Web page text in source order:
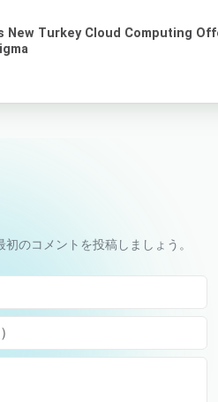
New Turkey Cloud Computing
のコメントを投稿しましょう。